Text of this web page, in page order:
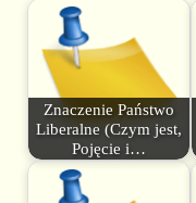
Znaczenie Państwo
Liberalne (Czym jest,
Pojęcie i…